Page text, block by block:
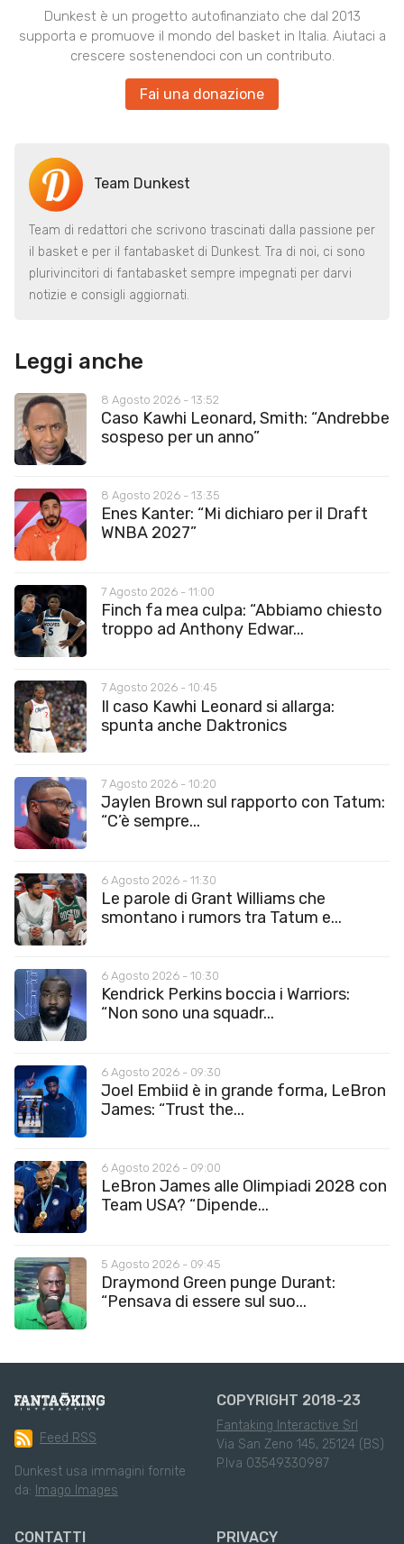
Dunkest è un progetto autofinanziato che dal 2013
supporta e promuove il mondo del basket in Italia. Aiutaci a
crescere sostenendoci con un contributo.
Fai una donazione
Team Dunkest
Team di redattori che scrivono trascinati dalla passione per
il basket e per il fantabasket di Dunkest. Tra di noi, ci sono
plurivincitori di fantabasket sempre impegnati per darvi
notizie e consigli aggiornati.
Leggi anche
8 Agosto 2026 - 13:52
Caso Kawhi Leonard, Smith: “Andrebbe
sospeso per un anno”
8 Agosto 2026 - 13:35
Enes Kanter: “Mi dichiaro per il Draft
WNBA 2027”
7 Agosto 2026 - 11:00
Finch fa mea culpa: “Abbiamo chiesto
troppo ad Anthony Edwar...
7 Agosto 2026 - 10:45
Il caso Kawhi Leonard si allarga:
spunta anche Daktronics
7 Agosto 2026 - 10:20
Jaylen Brown sul rapporto con Tatum:
“C’è sempre...
6 Agosto 2026 - 11:30
Le parole di Grant Williams che
smontano i rumors tra Tatum e...
6 Agosto 2026 - 10:30
Kendrick Perkins boccia i Warriors:
“Non sono una squadr...
6 Agosto 2026 - 09:30
Joel Embiid è in grande forma, LeBron
James: “Trust the...
6 Agosto 2026 - 09:00
LeBron James alle Olimpiadi 2028 con
Team USA? “Dipende...
5 Agosto 2026 - 09:45
Draymond Green punge Durant:
“Pensava di essere sul suo...
Feed RSS
Dunkest usa immagini fornite
da: Imago Images
COPYRIGHT 2018-23
Fantaking Interactive Srl
Via San Zeno 145, 25124 (BS)
P.Iva 03549330987
CONTATTI PRIVACY